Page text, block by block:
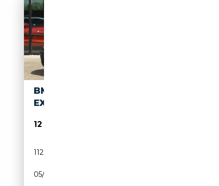
BMW 318CI CABRIO LCI ED.
EXCL. Â 1E EIG., TOPCOND
12 950€
112 270 km
05/2005